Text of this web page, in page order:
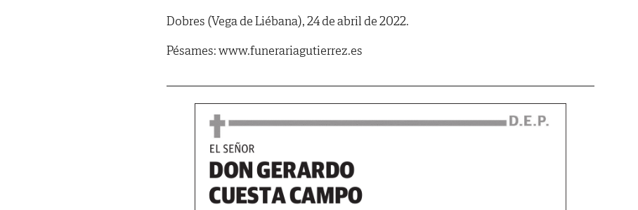
Dobres (Vega de Liébana), 24 de abril de 2022.
Pésames: www.funerariagutierrez.es